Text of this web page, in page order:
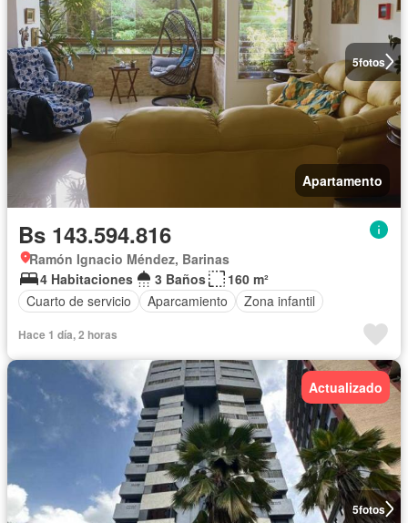
5fotos
Apartamento
Bs 143.594.816
Ramón Ignacio Méndez, Barinas
4 Habitaciones
3 Baños
160 m²
Cuarto de servicio
Aparcamiento Zona infantil
Hace 1 día, 2 horas
5fotos
Actualizado